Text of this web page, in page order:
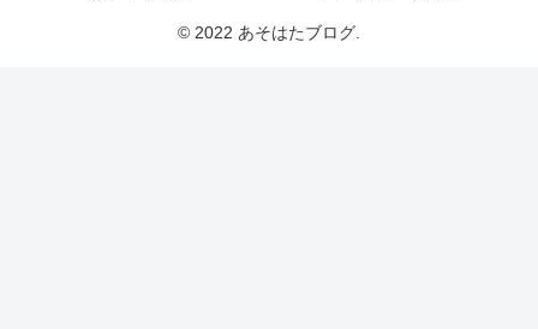
© 2022 あそはたブログ.